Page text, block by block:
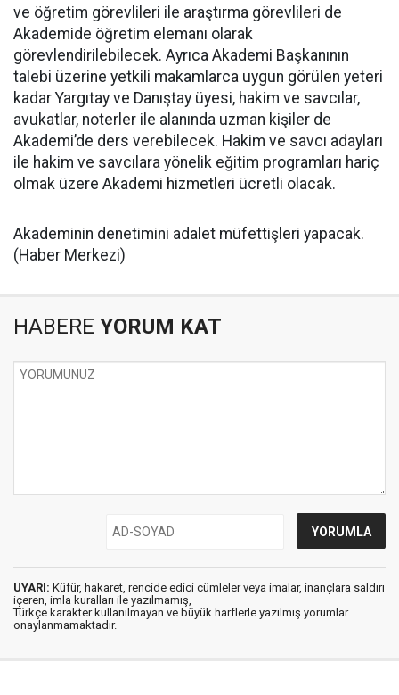
ve öğretim görevlileri ile araştırma görevlileri de
Akademide öğretim elemanı olarak
görevlendirilebilecek. Ayrıca Akademi Başkanının
talebi üzerine yetkili makamlarca uygun görülen yeteri
kadar Yargıtay ve Danıştay üyesi, hakim ve savcılar,
avukatlar, noterler ile alanında uzman kişiler de
Akademi’de ders verebilecek. Hakim ve savcı adayları
ile hakim ve savcılara yönelik eğitim programları hariç
olmak üzere Akademi hizmetleri ücretli olacak.
Akademinin denetimini adalet müfettişleri yapacak.
(Haber Merkezi)
HABERE YORUM KAT
UYARI: Küfür, hakaret, rencide edici cümleler veya imalar, inançlara saldırı
içeren, imla kuralları ile yazılmamış,
Türkçe karakter kullanılmayan ve büyük harflerle yazılmış yorumlar
onaylanmamaktadır.